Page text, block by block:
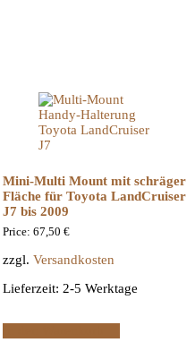
Mini-Multi Mount mit schräger
Fläche für Toyota LandCruiser
J7 bis 2009
Price: 67,50 €
zzgl. Versandkosten
Lieferzeit: 2-5 Werktage